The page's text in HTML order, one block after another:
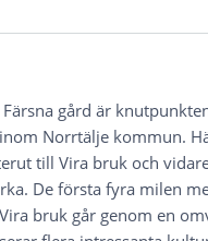
Färsna gård är
Norrtälje kommun.
till Vira bruk och
De första fyra milen
bruk går genom en